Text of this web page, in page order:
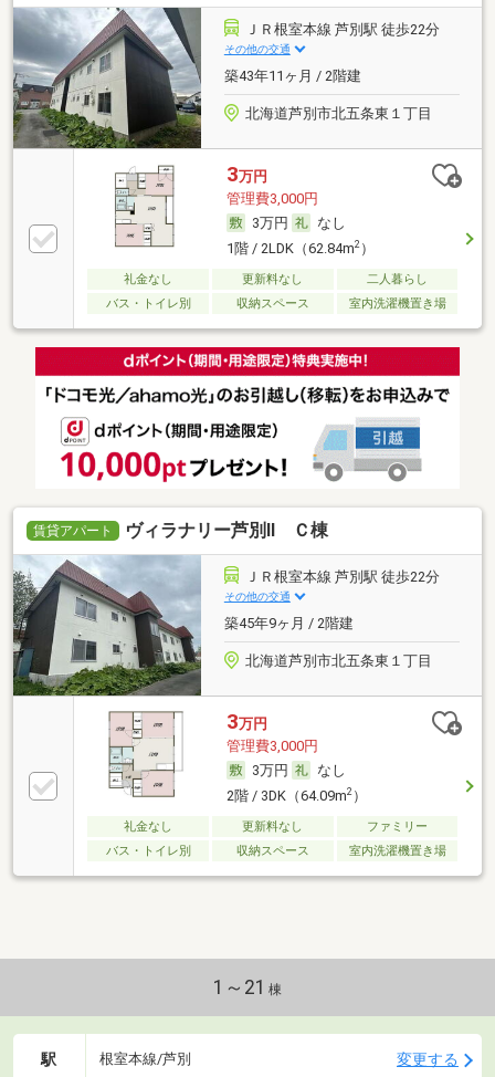
ＪＲ根室本線 芦別駅 徒歩22分
その他の交通
築43年11ヶ月 / 2階建
北海道芦別市北五条東１丁目
3万円
管理費3,000円
3万円
なし
1階 / 2LDK（62.84m2）
礼金なし 更新料なし
二人暮らし
バス・トイレ別
収納スペース 室内洗濯機置き場
賃貸アパート ヴィラナリー芦別Ⅱ Ｃ棟
ＪＲ根室本線 芦別駅 徒歩22分
その他の交通
築45年9ヶ月 / 2階建
北海道芦別市北五条東１丁目
3万円
管理費3,000円
3万円
なし
2階 / 3DK（64.09m2）
礼金なし 更新料なし
ファミリー
バス・トイレ別
収納スペース 室内洗濯機置き場
1～21 棟
駅 根室本線/芦別 変更する